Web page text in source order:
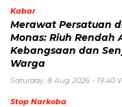
Kabar
Merawat Persatuan
Monas: Riuh Rendah
Kebangsaan dan
Warga
Saturday, 8 Aug 2026 - 19:40
Stop Narkoba